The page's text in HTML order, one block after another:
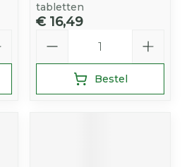
tabletten
€ 16,49
Bestel